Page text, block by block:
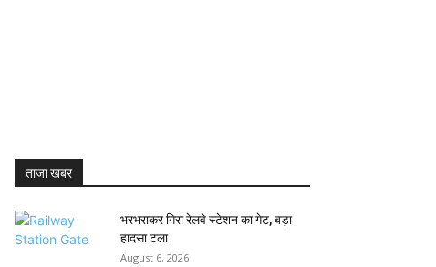
ताजा खबर
भरभराकर गिरा रेलवे स्टेशन का गेट, बड़ा
हादसा टला
August 6, 2026